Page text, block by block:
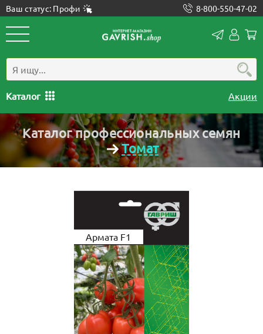
Ваш статус: Профи 8-800-550-47-02
Каталог Акции
Каталог профессиональных семян
Томат
Армата F1